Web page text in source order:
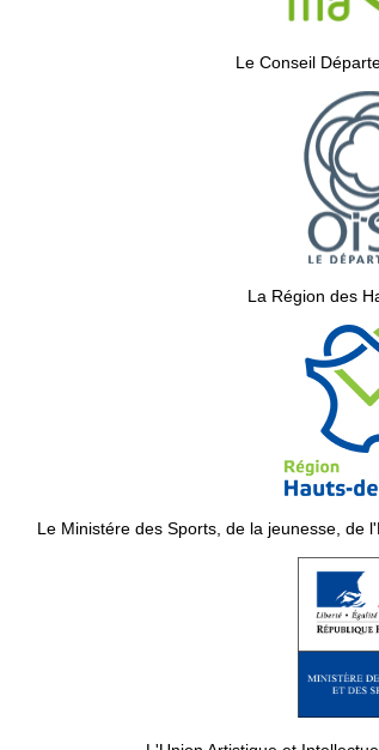
Le Conseil
La Région des
Le Ministére des Sports, de la jeunesse, de